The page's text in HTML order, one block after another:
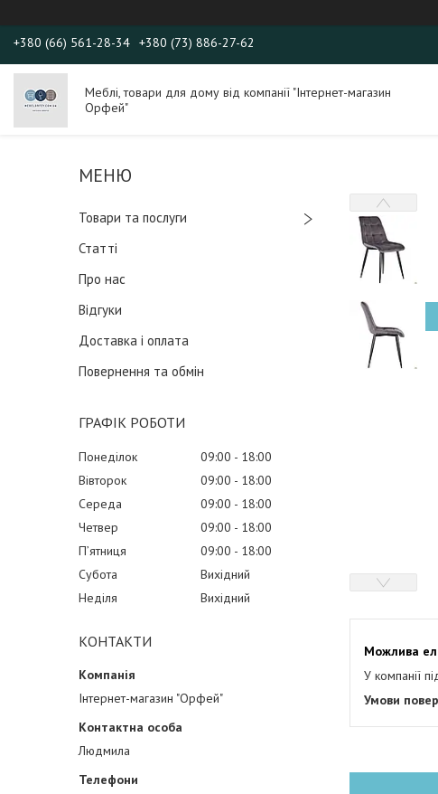
+380 (66) 561-28-34 +380 (73) 886-27-62
Меблі, товари для дому від компанії "Інтернет-магазин
Орфей"
Товари та послуги
Статті
Про нас
Відгуки
Доставка і оплата
Повернення та обмін
ГРАФІК РОБОТИ
Понеділок 09:00
18:00
Вівторок
09:00
18:00
Середа
09:00
18:00
Четвер
09:00
18:00
Пʼятниця
09:00
18:00
Субота
Вихідний
Неділя
Вихідний
КОНТАКТИ
Інтернет-магазин "Орфей"
Людмила
У компанії